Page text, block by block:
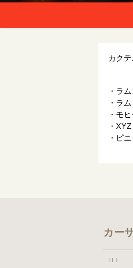
カク
・ラ
・ラ
・モ
・XYZ
・ピ
カー
TEL